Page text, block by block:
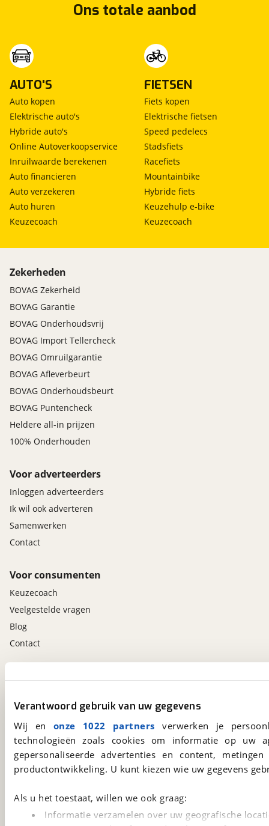
Verantwoord gebruik van uw gegevens
Wij en onze 1022 partners verwerken je
technologieën zoals cookies om informatie op
gepersonaliseerde advertenties en content,
productontwikkeling. U kunt kiezen wie uw gegevens
Als u het toestaat, willen we ook graag:
Informatie verzamelen over uw geografische
Ons totale aanbod
AUTO'S
Auto kopen
Elektrische auto's
Hybride auto's
Online Autoverkoopservice
Inruilwaarde berekenen
Auto financieren
Auto verzekeren
Auto huren
Keuzecoach
FIETSEN
Fiets kopen
Elektrische fietsen
Speed pedelecs
Stadsfiets
Racefiets
Mountainbike
Hybride fiets
Keuzehulp e-bike
Keuzecoach
Zekerheden
BOVAG Zekerheid
BOVAG Garantie
BOVAG Onderhoudsvrij
BOVAG Import Tellercheck
BOVAG Omruilgarantie
BOVAG Afleverbeurt
BOVAG Onderhoudsbeurt
BOVAG Puntencheck
Heldere all-in prijzen
100% Onderhouden
Voor adverteerders
Inloggen adverteerders
Ik wil ook adverteren
Samenwerken
Contact
Voor consumenten
Keuzecoach
Veelgestelde vragen
Blog
Contact
viaBOVAG.nl
Kosterijland 15
Een initiatief van
viaBOVAG.nl app
Download 'm nu.